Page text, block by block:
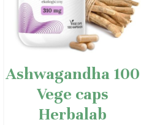
Ashwagandha 100
Vege caps
Herbalab